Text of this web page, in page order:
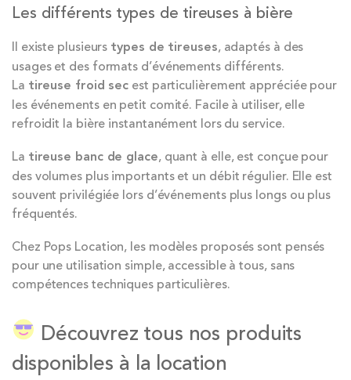
Les différents types de tireuses à bière
Il existe plusieurs types de tireuses, adaptés à des
usages et des formats d’événements différents.
La tireuse froid sec est particulièrement appréciée pour
les événements en petit comité. Facile à utiliser, elle
refroidit la bière instantanément lors du service.
La tireuse banc de glace, quant à elle, est conçue pour
des volumes plus importants et un débit régulier. Elle est
souvent privilégiée lors d’événements plus longs ou plus
fréquentés.
Chez Pops Location, les modèles proposés sont pensés
pour une utilisation simple, accessible à tous, sans
compétences techniques particulières.
Découvrez tous nos produits
disponibles à la location